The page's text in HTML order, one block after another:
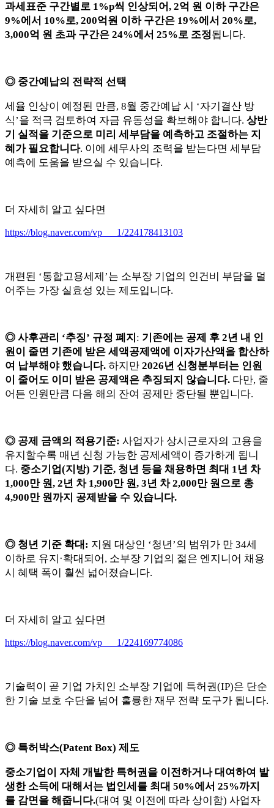
과세표준 구간별로 1%p씩 인상되어, 2억 원 이하 구간은
9%에서 10%로, 200억원 이하 구간은 19%에서 20%로,
3,000억 원 초과 구간은 24%에서 25%로 조정됩니다.
◎ 중간예납의 전략적 선택
세율 인상이 예정된 만큼, 8월 중간예납 시 ‘자기결산 방
식’을 적극 검토하여 자금 유동성을 확보해야 합니다. 상반
기 실적을 기준으로 미리 세부담을 예측하고 조절하는 지
혜가 필요합니다. 이에 세무사의 조력을 받는다면 세부담
예측에 도움을 받으실 수 있습니다.
더 자세히 알고 싶다면
https://blog.naver.com/vp___1/224178413103
개편된 ‘통합고용세제’는 소부장 기업의 인건비 부담을 덜
어주는 가장 실효성 있는 제도입니다.
◎ 사후관리 ‘추징’ 규정 폐지 : 기존에는 공제 후 2년 내 인
원이 줄면 기존에 받은 세액공제액에 이자가산액을 합산하
여 납부해야 했습니다. 하지만 2026년 신청분부터는 인원
이 줄어도 이미 받은 공제액은 추징되지 않습니다. 다만, 줄
어든 인원만큼 다음 해의 잔여 공제만 중단될 뿐입니다.
◎ 공제 금액의 적용기준: 사업자가 상시근로자의 고용을
유지할수록 매년 신청 가능한 공제세액이 증가하게 됩니
다. 중소기업(지방) 기준, 청년 등을 채용하면 최대 1년 차
1,000만 원, 2년 차 1,900만 원, 3년 차 2,000만 원으로 총
4,900만 원까지 공제받을 수 있습니다.
◎ 청년 기준 확대: 지원 대상인 ‘청년’의 범위가 만 34세
이하로 유지·확대되어, 소부장 기업의 젊은 엔지니어 채용
시 혜택 폭이 훨씬 넓어졌습니다.
더 자세히 알고 싶다면
https://blog.naver.com/vp___1/224169774086
기술력이 곧 기업 가치인 소부장 기업에 특허권(IP)은 단순
한 기술 보호 수단을 넘어 훌륭한 재무 전략 도구가 됩니다.
◎ 특허박스(Patent Box) 제도
중소기업이 자체 개발한 특허권을 이전하거나 대여하여 발
생한 소득에 대해서는 법인세를 최대 50%에서 25%까지
를 감면을 해줍니다.(대여 및 이전에 따라 상이함) 사업자